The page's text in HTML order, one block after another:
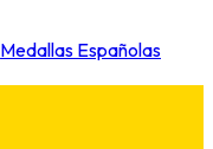
Medallas Españolas